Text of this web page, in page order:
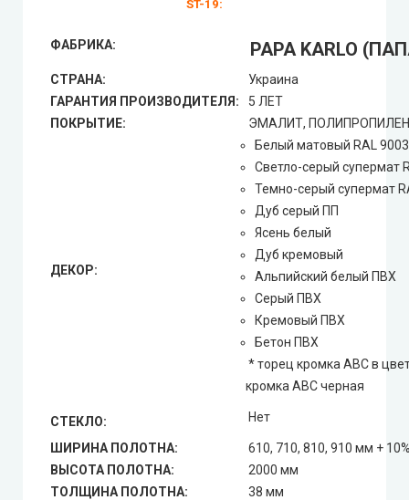
ST-19:
ФАБРИКА: PAPA KARLO
СТРАНА:
Украина
ГАРАНТИЯ ПРОИЗВОДИТЕЛЯ:
5 ЛЕТ
ПОКРЫТИЕ:
ЭМАЛИТ,
ДЕКОР:
Белый матовый RAL 9003
Светло-серый супермат
Темно-серый супермат
Дуб серый ПП
Ясень белый
Дуб кремовый
Альпийский белый ПВХ
Серый ПВХ
Кремовый ПВХ
Бетон ПВХ
* торец кромка АВС в
кромка АВС черная
СТЕКЛО: Нет
ШИРИНА ПОЛОТНА:
610, 710, 810, 910 мм +
ВЫСОТА ПОЛОТНА:
2000 мм
ТОЛЩИНА ПОЛОТНА:
38 мм